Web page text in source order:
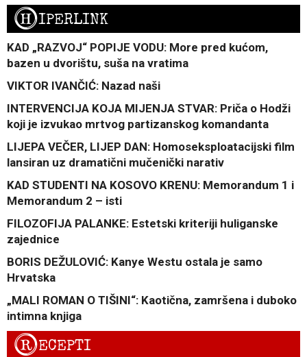
HIPERLINK
KAD „RAZVOJ“ POPIJE VODU: More pred kućom,
bazen u dvorištu, suša na vratima
VIKTOR IVANČIĆ: Nazad naši
INTERVENCIJA KOJA MIJENJA STVAR: Priča o Hodži
koji je izvukao mrtvog partizanskog komandanta
LIJEPA VEČER, LIJEP DAN: Homoseksploatacijski film
lansiran uz dramatični mučenički narativ
KAD STUDENTI NA KOSOVO KRENU: Memorandum 1 i
Memorandum 2 – isti
FILOZOFIJA PALANKE: Estetski kriteriji huliganske
zajednice
BORIS DEŽULOVIĆ: Kanye Westu ostala je samo
Hrvatska
„MALI ROMAN O TIŠINI“: Kaotična, zamršena i duboko
intimna knjiga
RECEPTI